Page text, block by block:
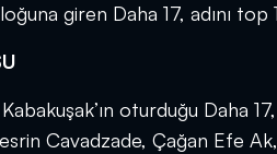
giren Daha 17, adını top
oturduğu Daha
Cavadzade, Çağan Efe